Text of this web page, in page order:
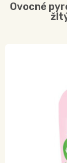
Ovocné